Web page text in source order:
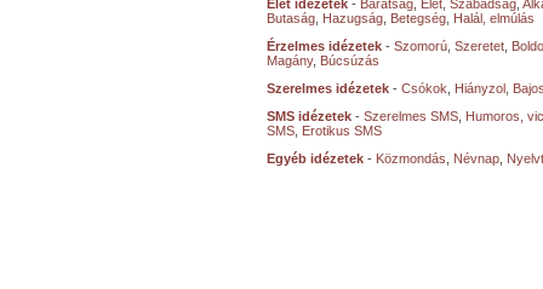
Élet idézetek - Barátság Élet Szabadság
Butaság Hazugság Betegség Halál, elmúlás
Érzelmes idézetek - Szomorú Szeretet
Magány, Búcsúzás
Szerelmes idézetek - Csókok Hiányzol
SMS idézetek - Szerelmes SMS Humoros,
SMS Erotikus SMS
Egyéb idézetek - Közmondás Névnap